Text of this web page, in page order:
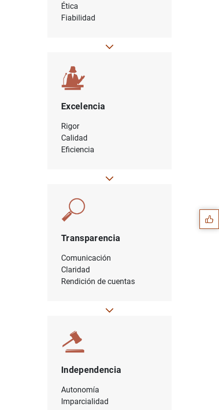
Ética
Fiabilidad
Excelencia
Rigor
Calidad
Eficiencia
Transparencia
Comunicación
Claridad
Rendición de cuentas
Independencia
Autonomía
Imparcialidad
Sugerencias